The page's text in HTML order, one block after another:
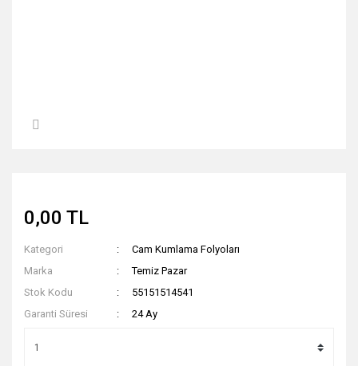
0,00 TL
Kategori
Cam Kumlama Folyoları
Marka
Temiz Pazar
Stok Kodu
55151514541
Garanti Süresi
24 Ay